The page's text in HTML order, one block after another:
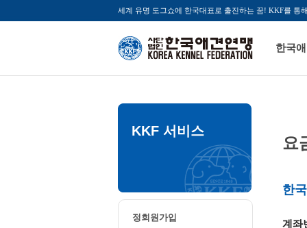
세계 유명 도그쇼에 한국대표로 출진하는 꿈! KKF를 통
한국
KKF 서비스
정회원가입
요
한
계좌